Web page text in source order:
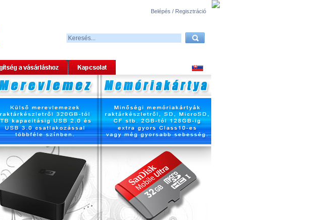
Belépés / Regisztráció